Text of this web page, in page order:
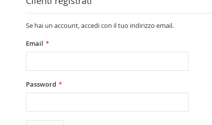
Se hai un account, accedi con il tuo indirizzo email.
Email
Password